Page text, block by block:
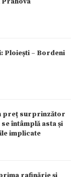
Ploiești – Bordeni
preț surprinzător
întâmplă asta și
implicate